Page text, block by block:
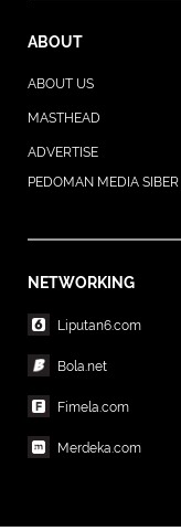
ABOUT
ABOUT US
MASTHEAD
ADVERTISE
PEDOMAN MEDIA SIBER
NETWORKING
Liputan6.com
Bola.net
Fimela.com
Merdeka.com